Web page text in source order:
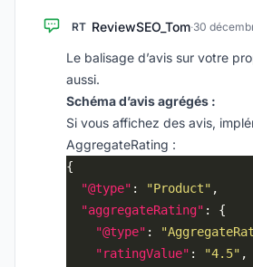
RT ReviewSEO_Tom·30
Le balisage d’avis sur votre
aussi.
Schéma d’avis agrégés :
Si vous affichez des avis,
AggregateRating :
"@type" : "Product"
"aggregateRating"
"@type" :
"ratingValue" : "4.5"